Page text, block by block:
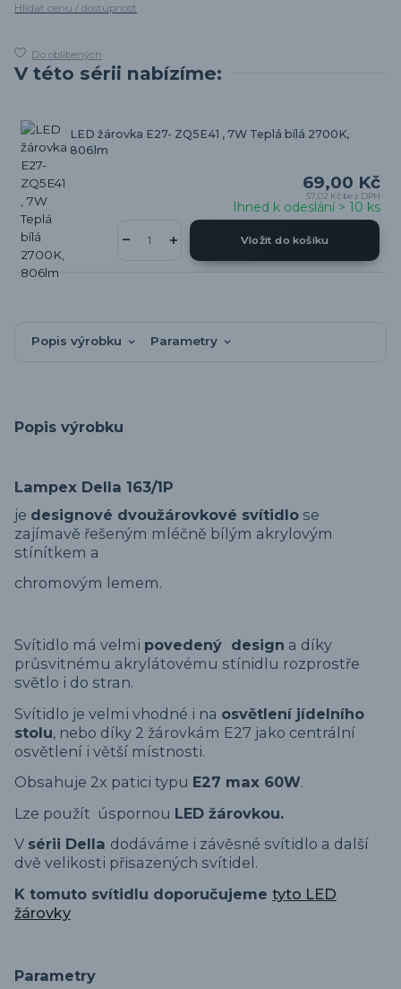
Hlídat cenu / dostupnost
Do oblíbených
V této sérii nabízíme:
LED žárovka E27- ZQ5E41 , 7W Teplá bílá 2700K,
806lm
69,00 Kč
57,02 Kč bez DPH
Ihned k odeslání > 10 ks
Vložit do košíku
Popis výrobku Parametry
Popis výrobku
Lampex Della 163/1P
je designové dvoužárovkové svítidlo se
zajímavě řešeným mléčně bílým akrylovým
stínítkem a
chromovým lemem.
Svítidlo má velmi povedený design a díky
průsvitnému akrylátovému stínidlu rozprostře
světlo i do stran.
Svítidlo je velmi vhodné i na osvětlení jídelního
stolu, nebo díky 2 žárovkám E27 jako centrální
osvětlení i větší místnosti.
Obsahuje 2x patici typu E27 max 60W.
Lze použít úspornou LED žárovkou.
V sérii Della dodáváme i závěsné svítidlo a další
dvě velikosti přisazených svítidel.
K tomuto svítidlu doporučujeme tyto LED
žárovky
Parametry